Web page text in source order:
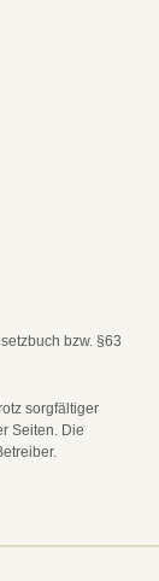
bzw. §63
sorgfältiger
Seiten. Die